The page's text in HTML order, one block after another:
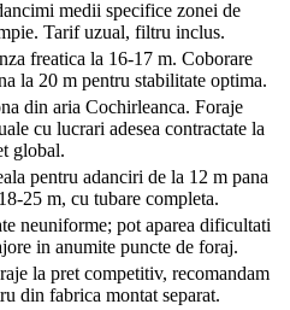
medii specifice zonei de
Tarif uzual, filtru inclus.
freatica la 16-17 m. Coborare
la 20 m pentru stabilitate optima.
din aria Cochirleanca. Foraje
cu lucrari adesea contractate la
global.
pentru adanciri de la 12 m pana
25 m, cu tubare completa.
neuniforme; pot aparea dificultati
in anumite puncte de foraj.
la pret competitiv, recomandam
din fabrica montat separat.